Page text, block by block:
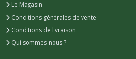
Le Magasin
Conditions générales de vente
Conditions de livraison
Qui sommes-nous ?